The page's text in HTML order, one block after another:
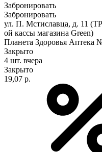
Забронировать
Забронировать
ул. П. Мстиславца, д. 11
ой кассы магазина Green)
Планета Здоровья Аптека
Закрыто
4 шт. вчера
Закрыто
19,07 р.